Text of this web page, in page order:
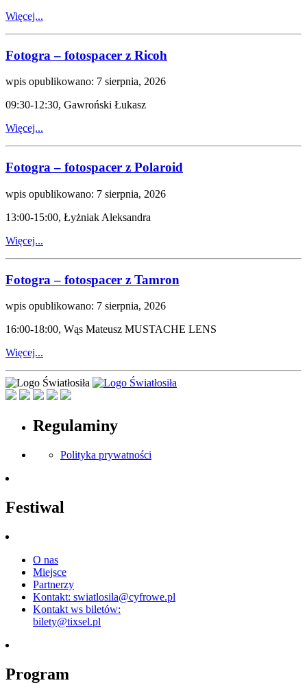
Więcej...
Fotogra – fotospacer z Ricoh
wpis opublikowano: 7 sierpnia, 2026
09:30-12:30, Gawroński Łukasz
Więcej...
Fotogra – fotospacer z Polaroid
wpis opublikowano: 7 sierpnia, 2026
13:00-15:00, Łyżniak Aleksandra
Więcej...
Fotogra – fotospacer z Tamron
wpis opublikowano: 7 sierpnia, 2026
16:00-18:00, Wąs Mateusz MUSTACHE LENS
Więcej...
Regulaminy
Polityka prywatności
Festiwal
O nas
Miejsce
Partnerzy
Kontakt: swiatlosila@cyfrowe.pl
Kontakt ws biletów:
bilety@tixsel.pl
Program